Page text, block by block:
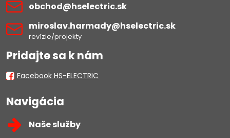
obchod​@hselectric​.sk
miroslav​.harmady​@hselectric​.sk
revízie/projekty
Pridajte sa k nám
Facebook HS-ELECTRIC
Navigácia
Naše služby